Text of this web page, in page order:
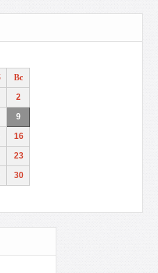
Вс
2
9
16
23
30